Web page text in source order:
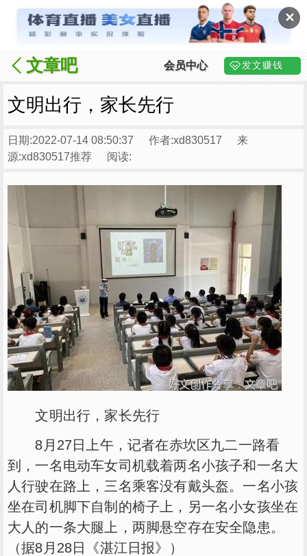
✕
文章吧 会员中心 发文赚钱
文明出行，家长先行
日期:2022-07-14 08:50:37 作者:xd830517
来
源:xd830517推荐
阅读:
文明出行，家长先行
8月27日上午，记者在赤坎区九二一路看
到，一名电动车女司机载着两名小孩子和一名大
人行驶在路上，三名乘客没有戴头盔。一名小孩
坐在司机脚下自制的椅子上，另一名小女孩坐在
大人的一条大腿上，两脚悬空存在安全隐患。
（据8月28日《湛江日报》）